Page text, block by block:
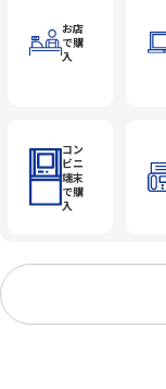
お店
で購
入
コン
ビニ
端末
で購
入